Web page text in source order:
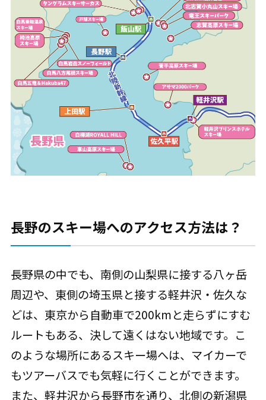
長野のスキー場へのアクセス方法は？
長野県の中でも、南側の山梨県に接する八ヶ岳
周辺や、東側の埼玉県と接する軽井沢・佐久な
どは、東京から自動車で200kmと走らずにすむ
ルートもある、決して遠くはない地域です。こ
のような場所にあるスキー場へは、マイカーで
もツアーバスでも気軽に行くことができます。
また、軽井沢から長野市を通り、北側の新潟県